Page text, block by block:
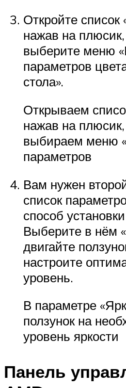
Откройте список
нажав на
выберите меню
параметров
стола».
Открываем
нажав на
выбираем меню
параметров
Вам нужен
список
способ
Выберите в нём
двигайте
настроите
уровень.
В параметре
ползунок на
уровень яркости
Панель